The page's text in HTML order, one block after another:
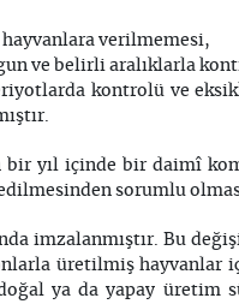
hayvanlara verilmemesi,
ve belirli aralıklarla
kontrolü ve
bir yıl içinde bir daimî
sorumlu
imzalanmıştır. Bu
üretilmiş hayvanlar
ya da yapay üretim